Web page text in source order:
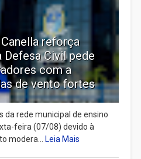
reforça
Civil pede
com a
de vento fortes
da rede municipal de ensino
feira (07/08) devido à
modera... Leia Mais